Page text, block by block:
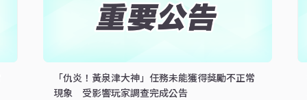
「仇炎！黃泉津大神」任務未能獲得獎勵不正常
現象 受影響玩家調查完成公告